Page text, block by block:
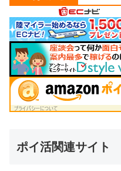
ポイ活関連サイト